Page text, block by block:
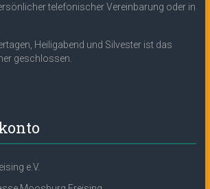
telefonischer Vereinbarung oder in
Heiligabend und Silvester ist das
geschlossen.
e.V.